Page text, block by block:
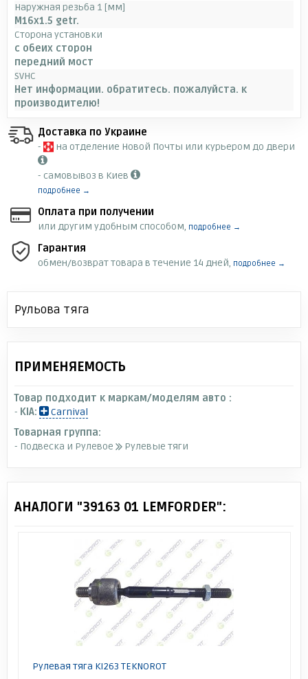
Наружная резьба 1 [мм]
M16x1.5 getr.
Сторона установки
с обеих сторон
передний мост
SVHC
Нет информации. обратитесь. пожалуйста. к
производителю!
Доставка по Украине
-
на отделение Новой Почты или курьером до двери
- самовывоз в Киев
подробнее →
Оплата при получении
или другим удобным способом, подробнее →
Гарантия
обмен/возврат товара в течение 14 дней, подробнее →
Рульова тяга
ПРИМЕНЯЕМОСТЬ
Товар подходит к маркам/моделям авто :
- KIA:
Carnival
Товарная группа:
- Подвеска и Рулевое
Рулевые тяги
АНАЛОГИ "39163 01 LEMFORDER":
Рулевая тяга KI263 TEKNOROT